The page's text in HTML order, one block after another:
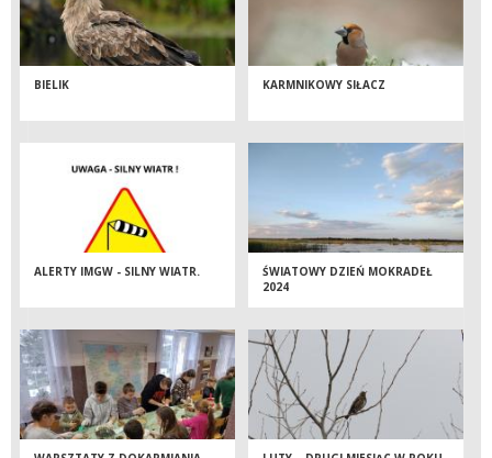
BIELIK KARMNIKOWY SIŁACZ
ALERTY IMGW - SILNY WIATR.
ŚWIATOWY DZIEŃ MOKRADEŁ
2024